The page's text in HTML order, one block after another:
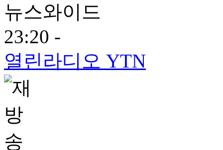
뉴스와이드
23:20 -
열린라디오 YTN